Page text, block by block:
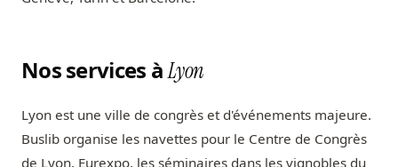
Nos services àLyon
Lyon est une ville de congrès et d'événements majeure.
Buslib organise les navettes pour le Centre de Congrès
de Lyon, Eurexpo, les séminaires dans les vignobles du